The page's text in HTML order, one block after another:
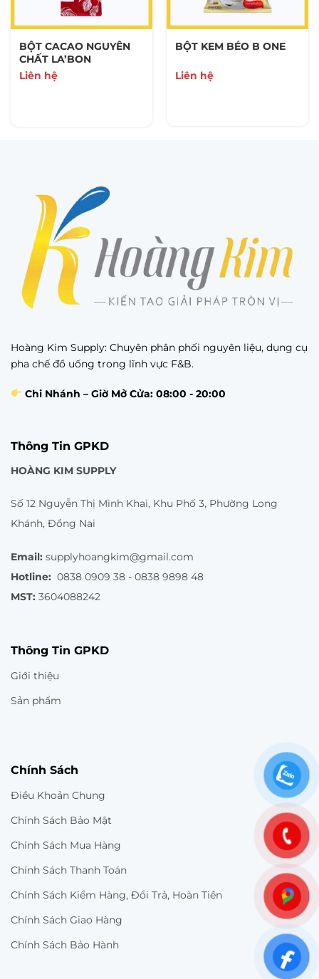
BỘT CACAO NGUYÊN
CHẤT LA’BON
Liên hệ
BỘT KEM BÉO B ONE
Liên hệ
Hoàng Kim Supply: Chuyên phân phối nguyên liệu, dụng cụ
pha chế đồ uống trong lĩnh vực F&B.
Chi Nhánh – Giờ Mở Cửa: 08:00 - 20:00
Thông Tin GPKD
HOÀNG KIM SUPPLY
Số 12 Nguyễn Thị Minh Khai, Khu Phố 3, Phường Long
Khánh, Đồng Nai
Email: supplyhoangkim@gmail.com
Hotline: 0838 0909 38 - 0838 9898 48
MST: 3604088242
Thông Tin GPKD
Giới thiệu
Sản phẩm
Chính Sách
Điều Khoản Chung
Chính Sách Bảo Mật
Chính Sách Mua Hàng
Chính Sách Thanh Toán
Chính Sách Kiểm Hàng, Đổi Trả, Hoàn Tiền
Chính Sách Giao Hàng
Chính Sách Bảo Hành